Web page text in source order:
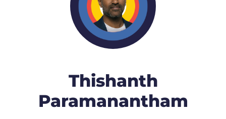
Thishanth
Paramanantham